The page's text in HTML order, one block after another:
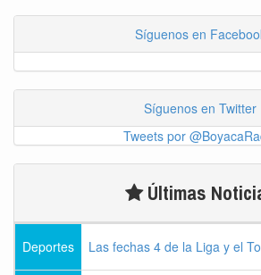
Síguenos en
Síguenos en Twitter
Tweets por
Últimas
Deportes Las fechas 4 de la Liga y el